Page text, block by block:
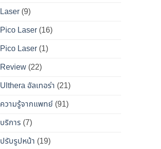
Laser (9)
Pico Laser (16)
Pico Laser (1)
Review (22)
Ulthera อัลเทอร่า (21)
ความรู้จากแพทย์ (91)
บริการ (7)
ปรับรูปหน้า (19)